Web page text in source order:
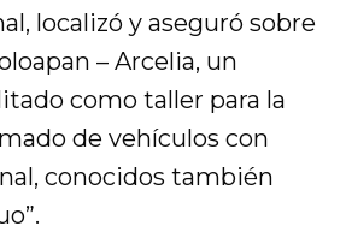
localizó y aseguró sobre
– Arcelia, un
como taller para la
de vehículos con
conocidos también